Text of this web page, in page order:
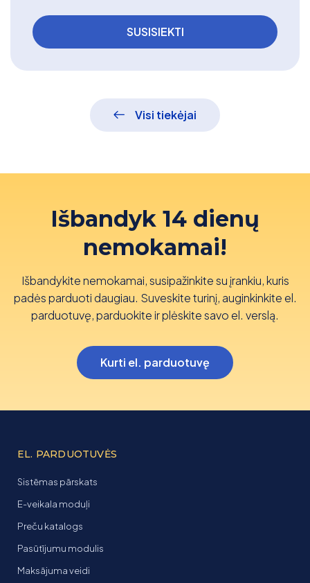
Visi tiekėjai
Išbandyk 14 dienų
nemokamai!
Išbandykite nemokamai, susipažinkite su įrankiu, kuris
padės parduoti daugiau. Suveskite turinį, auginkinkite el.
parduotuvę, parduokite ir plėskite savo el. verslą.
Kurti el. parduotuvę
EL. PARDUOTUVĖS
Sistēmas pārskats
E-veikala moduļi
Preču katalogs
Pasūtījumu modulis
Maksājuma veidi